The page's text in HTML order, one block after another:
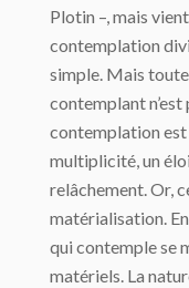
Plotin –, mais
contemplation
simple. Mais
contemplant n’est
contemplation est
multiplicité, un
relâche­ment. Or,
matérialisation.
qui contemple se
matériels. La